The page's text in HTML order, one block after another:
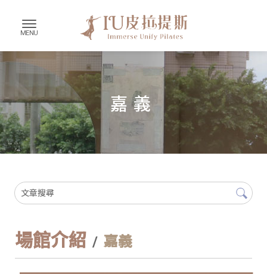
嘉義
場館介紹 嘉義